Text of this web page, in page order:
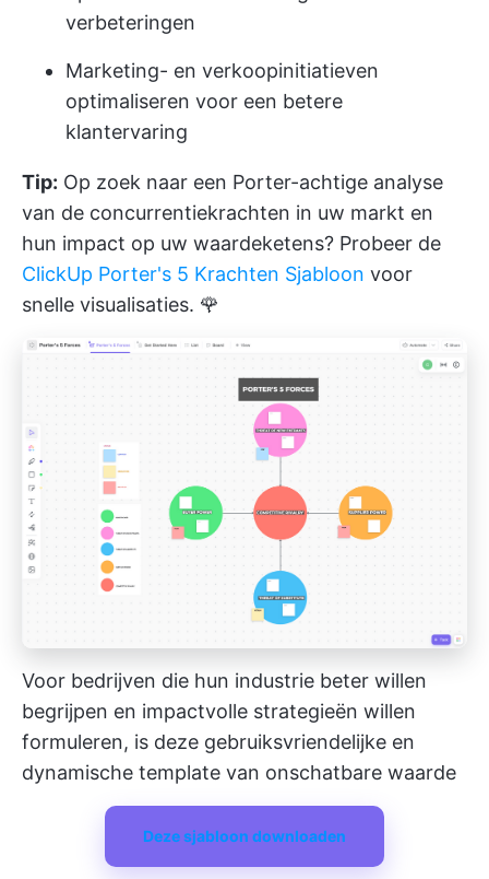
verbeteringen
Marketing- en verkoopinitiatieven
optimaliseren voor een betere
klantervaring
Tip: Op zoek naar een Porter-achtige analyse
van de concurrentiekrachten in uw markt en
hun impact op uw waardeketens? Probeer de
ClickUp Porter's 5 Krachten Sjabloon voor
snelle visualisaties. 🌹
Voor bedrijven die hun industrie beter willen
begrijpen en impactvolle strategieën willen
formuleren, is deze gebruiksvriendelijke en
dynamische template van onschatbare waarde
Deze sjabloon downloaden